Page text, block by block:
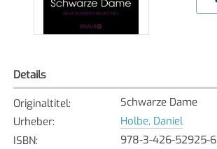
Details
Originaltitel:
Schwarze Dame
Urheber:
Holbe, Daniel
ISBN:
978-3-426-52925-6